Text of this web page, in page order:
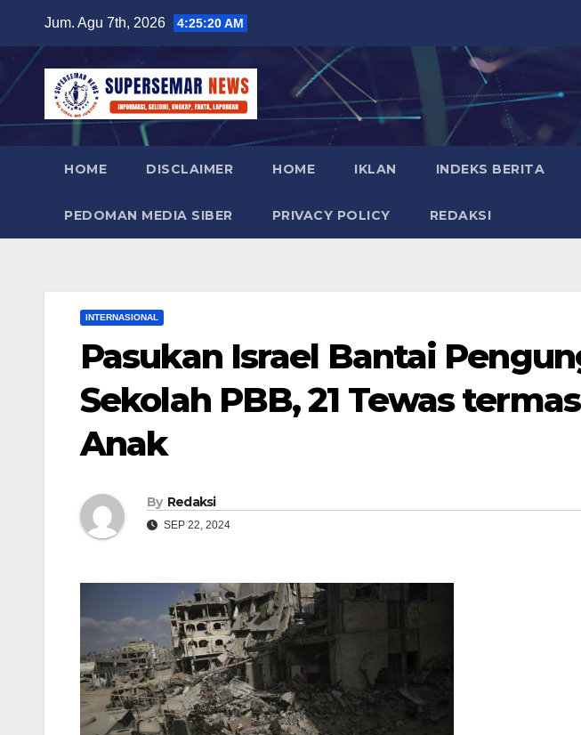
content
Jum. Agu 7th, 2026 4:25:21 AM
HOME DISCLAIMER HOME IKLAN INDEKS BERITA
PEDOMAN MEDIA SIBER PRIVACY POLICY REDAKSI
INTERNASIONAL
Pasukan Israel Bantai
Sekolah PBB, 21 Tewas
Anak
By Redaksi
SEP 22, 2024